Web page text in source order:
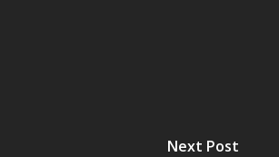
Next Post